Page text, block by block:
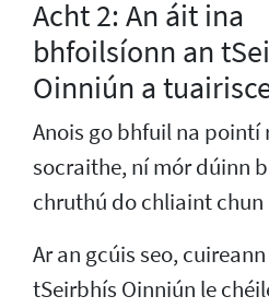
Acht 2: An áit ina
bhfoilsíonn an
Oinniún a
Anois go bhfuil na pointí
socraithe, ní mór dúinn
chruthú do chliaint chun
Ar an gcúis seo,
tSeirbhís Oinniún le